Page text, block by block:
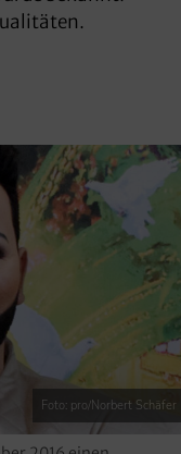
Foto: pro/Norbert Schäfer